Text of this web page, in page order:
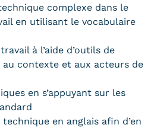
complexe dans le
en utilisant le vocabulaire
à l’aide d’outils de
contexte et aux acteurs de
en s’appuyant sur les
en anglais afin d’en